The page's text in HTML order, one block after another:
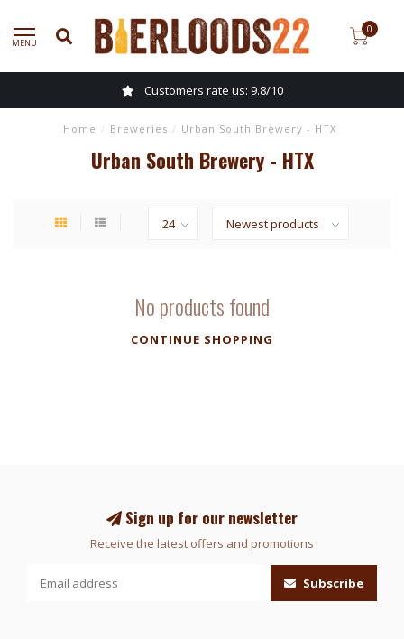
MENU
0
Customers rate us: 9.8/10
Home / Breweries / Urban South Brewery - HTX
Urban South Brewery - HTX
No products found
CONTINUE SHOPPING
Sign up for our newsletter
Receive the latest offers and promotions
Subscribe